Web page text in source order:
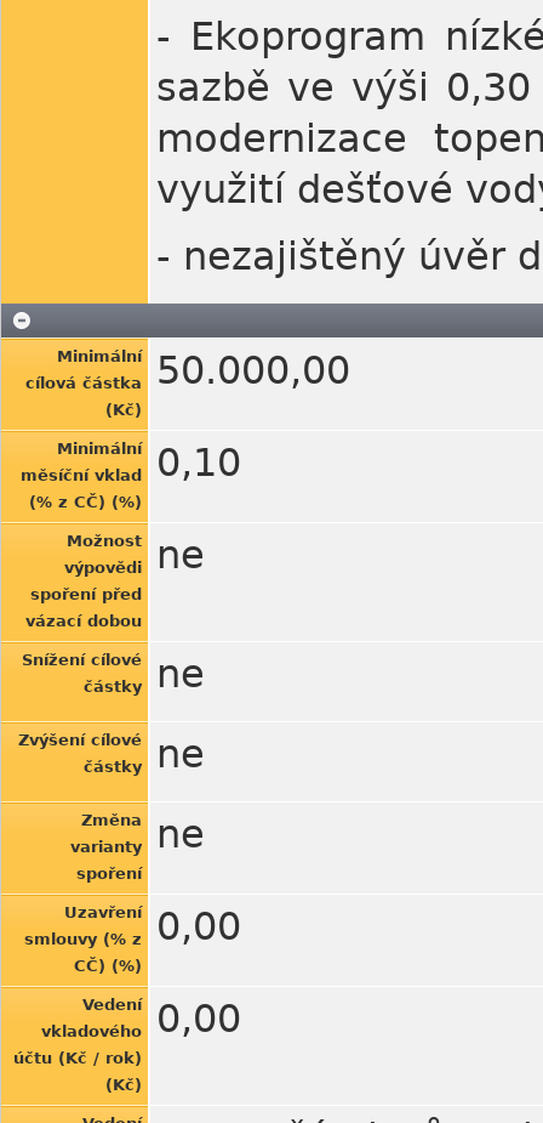
- Ekoprogram
sazbě ve výši
modernizace
využití dešťové
- nezajištěný úvěr
Minimální
cílová částka
(Kč)
50.000,00
Minimální
měsíční vklad
(% z CČ) (%)
0,10
Možnost
výpovědi
spoření před
vázací dobou
ne
Snížení cílové
částky
ne
Zvýšení cílové
částky
ne
Změna
varianty
spoření
ne
Uzavření
smlouvy (% z
CČ) (%)
0,00
Vedení
vkladového
účtu (Kč / rok)
(Kč)
0,00